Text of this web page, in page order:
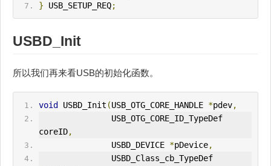
} USB_SETUP_REQ;
USBD_Init
所以我们再来看USB的初始化函数。
void USBD_Init (USB_OTG_CORE_HANDLE *pdev,
coreID,
               USBD_DEVICE
*pDevice,
               USBD_Class_cb_TypeDef